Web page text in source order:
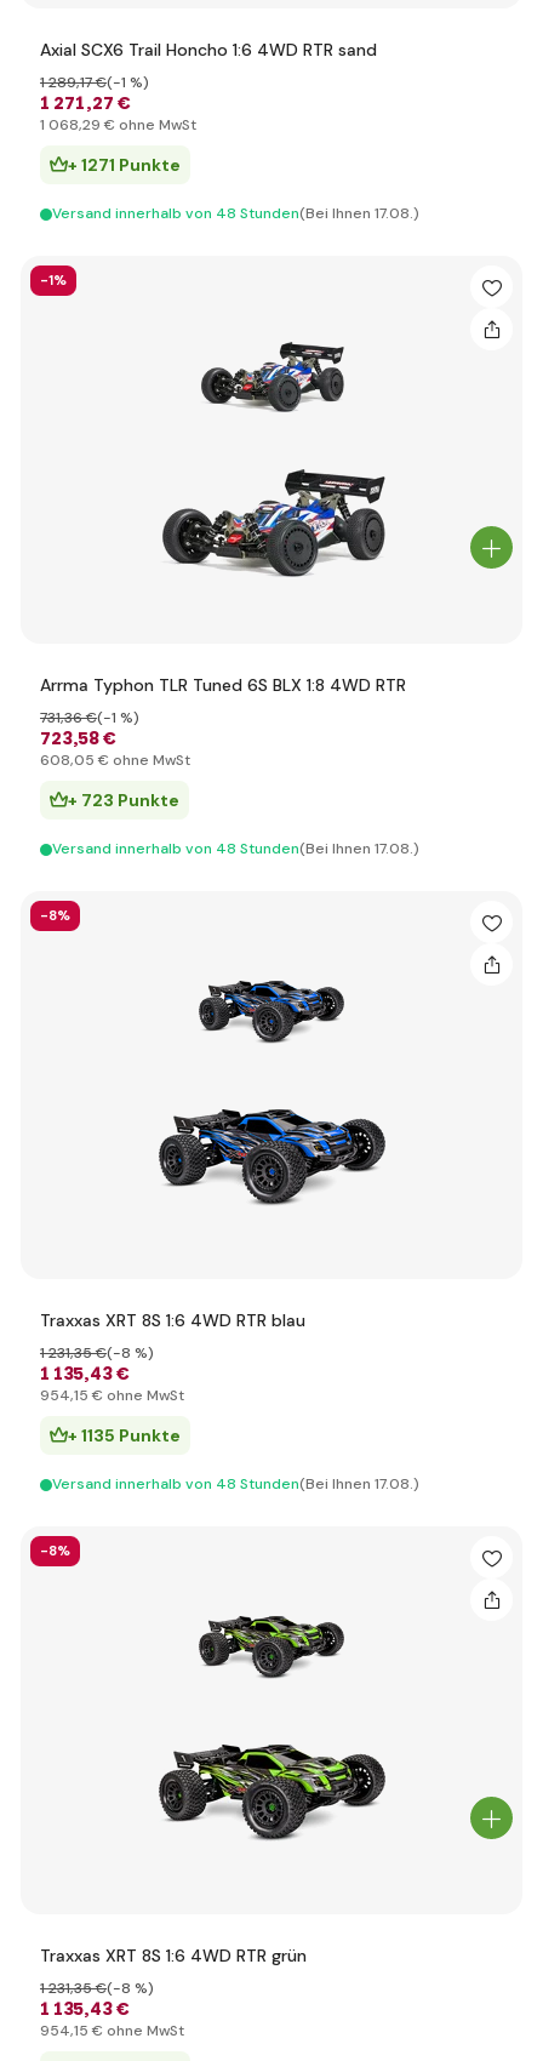
Axial SCX6 Trail Honcho 1:6 4WD RTR sand
1 271,27 €
1 289,17 €(-1 %)
1 068,29 € ohne MwSt
+ 1271 Punkte
Versand innerhalb von 48 Stunden(Bei Ihnen 17.08.)
-1%
Arrma Typhon TLR Tuned 6S BLX 1:8 4WD RTR
723,58 €
731,36 €(-1 %)
608,05 € ohne MwSt
+ 723 Punkte
Versand innerhalb von 48 Stunden(Bei Ihnen 17.08.)
-8%
Traxxas XRT 8S 1:6 4WD RTR blau
1 135,43 €
1 231,35 €(-8 %)
954,15 € ohne MwSt
+ 1135 Punkte
Versand innerhalb von 48 Stunden(Bei Ihnen 17.08.)
-8%
Traxxas XRT 8S 1:6 4WD RTR grün
1 135,43 €
1 231,35 €(-8 %)
954,15 € ohne MwSt